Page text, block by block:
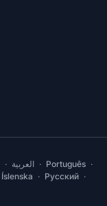
· العربية · Português ·
Íslenska · Русский ·